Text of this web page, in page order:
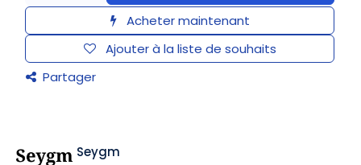
Acheter maintenant
Ajouter à la liste de souhaits
Partager
Seygm